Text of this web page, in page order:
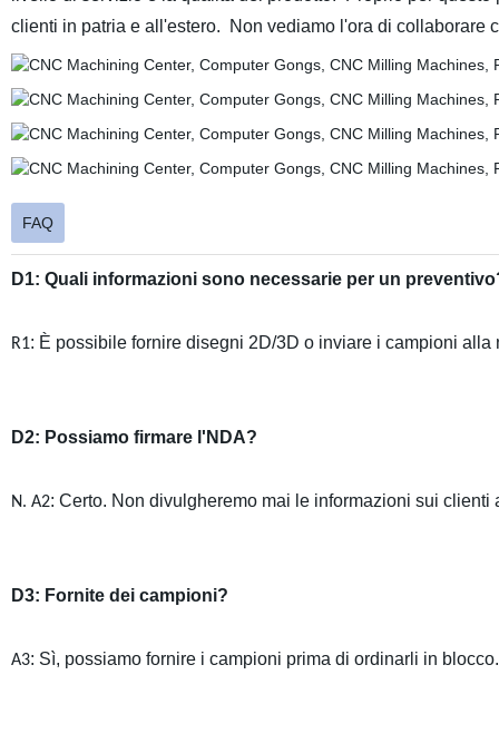
clienti in patria e all'estero. Non vediamo l'ora di collaborare
FAQ
D1: Quali informazioni sono necessarie per un
R1: È possibile fornire disegni 2D/3D o inviare i campioni
D2: Possiamo firmare l'NDA?
N. A2: Certo. Non divulgheremo mai le informazioni sui clienti
D3: Fornite dei campioni?
A3: Sì, possiamo fornire i campioni prima di ordinarli in blocco.